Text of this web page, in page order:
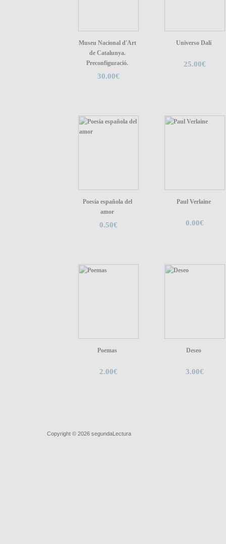
Museu Nacional d'Art
de Catalunya.
Preconfiguració.
30.00€
Universo Dalí
25.00€
Poesía española del
amor
0.50€
Paul Verlaine
0.00€
Poemas
2.00€
Deseo
3.00€
Copyright © 2026 segundaLectura